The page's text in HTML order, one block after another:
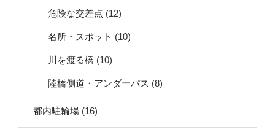
危険な交差点 (12)
名所・スポット (10)
川を渡る橋 (10)
陸橋側道・アンダーパス (8)
都内駐輪場 (16)